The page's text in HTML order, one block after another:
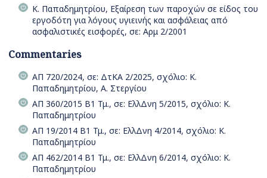
Κ. Παπαδημητρίου, Εξαίρεση των παροχών σε είδος του
εργοδότη για λόγους υγιεινής και ασφάλειας από
ασφαλιστικές εισφορές, σε: Αρμ 2/2001
Commentaries
ΑΠ 720/2024, σε: ΔτΚΑ 2/2025, σχόλιο: Κ.
Παπαδημητρίου, Α. Στεργίου
ΑΠ 360/2015 Β1 Τμ., σε: ΕλλΔνη 5/2015, σχόλιο: Κ.
Παπαδημητρίου
ΑΠ 19/2014 Β1 Τμ., σε: ΕλλΔνη 4/2014, σχόλιο: Κ.
Παπαδημητρίου
ΑΠ 462/2014 Β1 Τμ., σε: ΕλλΔνη 6/2014, σχόλιο: Κ.
Παπαδημητρίου